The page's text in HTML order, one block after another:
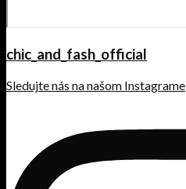
chic_and_fash_official
Sledujte nás na našom Instagrame